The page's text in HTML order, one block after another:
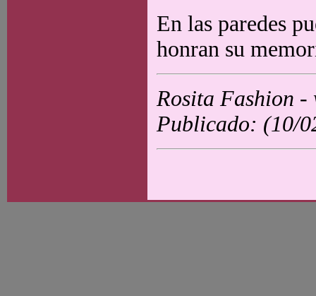
En las paredes
honran su
Rosita Fashion -
Publicado: (10/